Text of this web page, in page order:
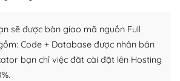
WordPress, họ sẽ giúp bạn trả
của bạn.
WordPress sẵn sàng hỗ trợ bạn
sẽ được bàn giao mã nguồn Full
Code + Database được nhân bản
bạn chỉ việc đăt cài đặt lên Hosting